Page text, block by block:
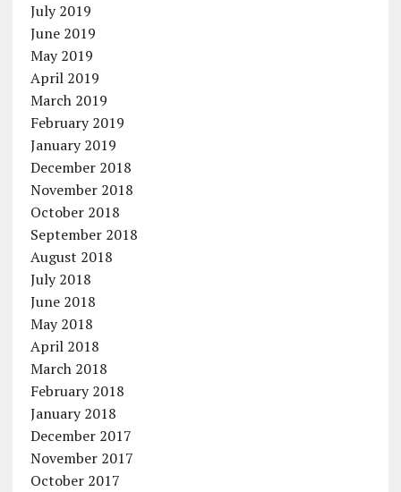
July 2019
June 2019
May 2019
April 2019
March 2019
February 2019
January 2019
December 2018
November 2018
October 2018
September 2018
August 2018
July 2018
June 2018
May 2018
April 2018
March 2018
February 2018
January 2018
December 2017
November 2017
October 2017